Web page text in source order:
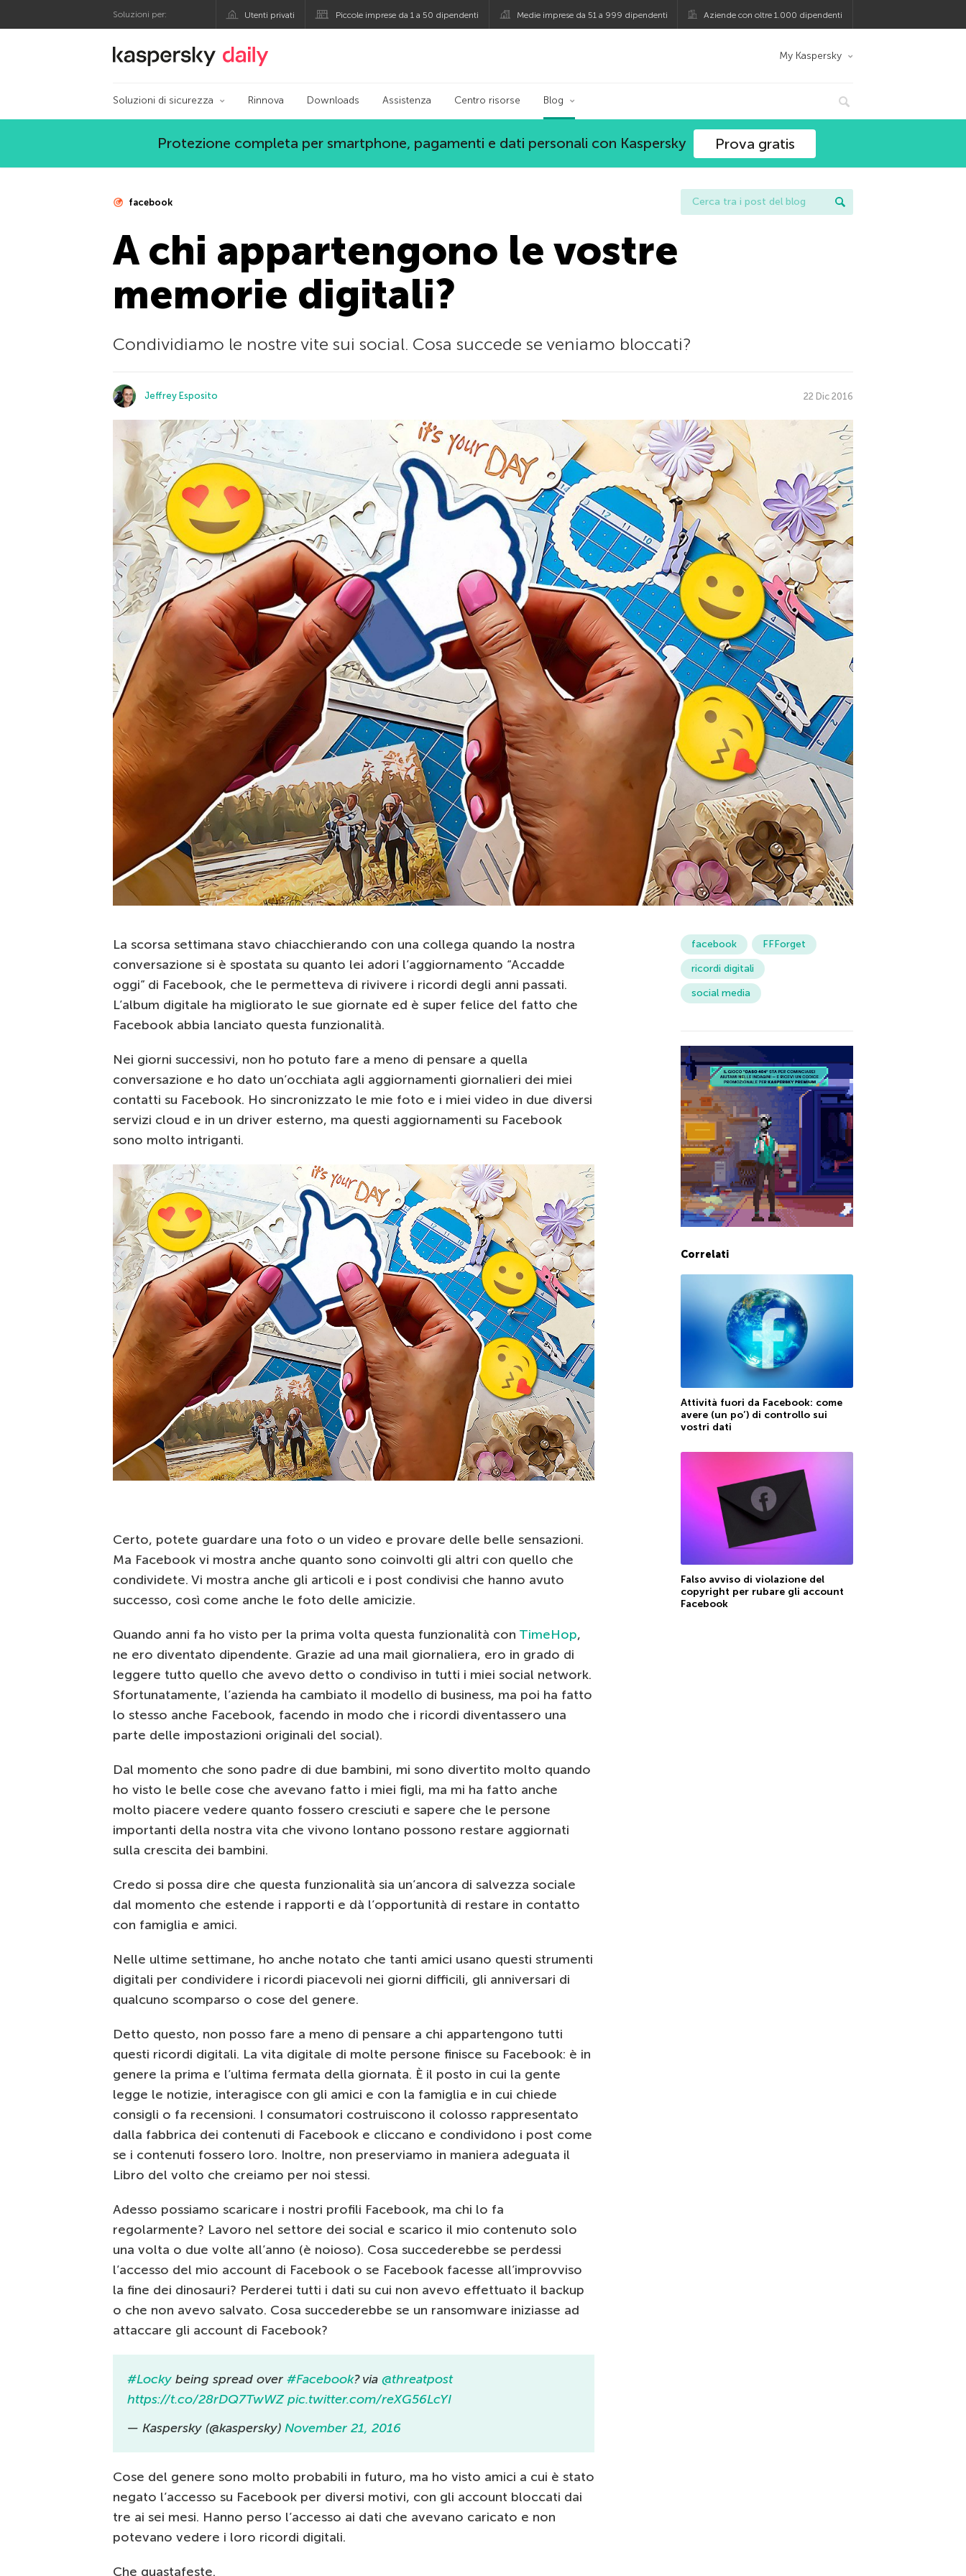
Soluzioni per: Utenti privati Piccole imprese da 1 a 50 dipendenti Medie imprese da 51 a 999 dipendenti Aziende con oltre 1.000 dipendenti
Blog ufficiale di Kaspersky My Kaspersky
Soluzioni di sicurezza Rinnova Downloads Assistenza Centro risorse Blog
Protezione completa per smartphone, pagamenti e dati personali con Kaspersky Prova gratis
facebook
A chi appartengono le vostre
memorie digitali?
Condividiamo le nostre vite sui social. Cosa succede se veniamo bloccati?
Jeffrey Esposito 22 Dic 2016
La scorsa settimana stavo chiacchierando con una collega quando la nostra
conversazione si è spostata su quanto lei adori l’aggiornamento “Accadde
oggi” di Facebook, che le permetteva di rivivere i ricordi degli anni passati.
L’album digitale ha migliorato le sue giornate ed è super felice del fatto che
Facebook abbia lanciato questa funzionalità.
Nei giorni successivi, non ho potuto fare a meno di pensare a quella
conversazione e ho dato un’occhiata agli aggiornamenti giornalieri dei miei
contatti su Facebook. Ho sincronizzato le mie foto e i miei video in due diversi
servizi cloud e in un driver esterno, ma questi aggiornamenti su Facebook
sono molto intriganti.
Certo, potete guardare una foto o un video e provare delle belle sensazioni.
Ma Facebook vi mostra anche quanto sono coinvolti gli altri con quello che
condividete. Vi mostra anche gli articoli e i post condivisi che hanno avuto
successo, così come anche le foto delle amicizie.
Quando anni fa ho visto per la prima volta questa funzionalità con TimeHop,
ne ero diventato dipendente. Grazie ad una mail giornaliera, ero in grado di
leggere tutto quello che avevo detto o condiviso in tutti i miei social network.
Sfortunatamente, l’azienda ha cambiato il modello di business, ma poi ha fatto
lo stesso anche Facebook, facendo in modo che i ricordi diventassero una
parte delle impostazioni originali del social).
Dal momento che sono padre di due bambini, mi sono divertito molto quando
ho visto le belle cose che avevano fatto i miei figli, ma mi ha fatto anche
molto piacere vedere quanto fossero cresciuti e sapere che le persone
importanti della nostra vita che vivono lontano possono restare aggiornati
sulla crescita dei bambini.
Credo si possa dire che questa funzionalità sia un’ancora di salvezza sociale
dal momento che estende i rapporti e dà l’opportunità di restare in contatto
con famiglia e amici.
Nelle ultime settimane, ho anche notato che tanti amici usano questi strumenti
digitali per condividere i ricordi piacevoli nei giorni difficili, gli anniversari di
qualcuno scomparso o cose del genere.
Detto questo, non posso fare a meno di pensare a chi appartengono tutti
questi ricordi digitali. La vita digitale di molte persone finisce su Facebook: è in
genere la prima e l’ultima fermata della giornata. È il posto in cui la gente
legge le notizie, interagisce con gli amici e con la famiglia e in cui chiede
consigli o fa recensioni. I consumatori costruiscono il colosso rappresentato
dalla fabbrica dei contenuti di Facebook e cliccano e condividono i post come
se i contenuti fossero loro. Inoltre, non preserviamo in maniera adeguata il
Libro del volto che creiamo per noi stessi.
Adesso possiamo scaricare i nostri profili Facebook, ma chi lo fa
regolarmente? Lavoro nel settore dei social e scarico il mio contenuto solo
una volta o due volte all’anno (è noioso). Cosa succederebbe se perdessi
l’accesso del mio account di Facebook o se Facebook facesse all’improvviso
la fine dei dinosauri? Perderei tutti i dati su cui non avevo effettuato il backup
o che non avevo salvato. Cosa succederebbe se un ransomware iniziasse ad
attaccare gli account di Facebook?
#Locky being spread over #Facebook? via @threatpost
https://t.co/28rDQ7TwWZ pic.twitter.com/reXG56LcYI
— Kaspersky (@kaspersky) November 21, 2016
Cose del genere sono molto probabili in futuro, ma ho visto amici a cui è stato
negato l’accesso su Facebook per diversi motivi, con gli account bloccati dai
tre ai sei mesi. Hanno perso l’accesso ai dati che avevano caricato e non
potevano vedere i loro ricordi digitali.
Che guastafeste.
facebook
FFForget
ricordi digitali
social media
Correlati
Attività fuori da Facebook: come
avere (un po’) di controllo sui
vostri dati
Falso avviso di violazione del
copyright per rubare gli account
Facebook